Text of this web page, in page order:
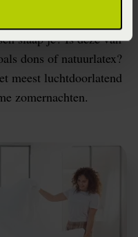
een gepaste optie. En
slaap je? Is deze van
dons of natuurlatex?
meest luchtdoorlatend
zomernachten.